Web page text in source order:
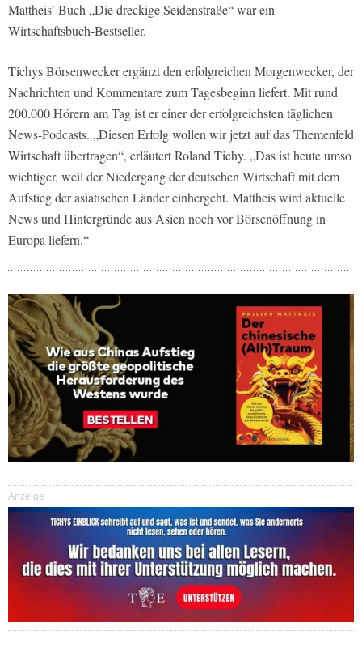
Mattheis’ Buch „Die dreckige Seidenstraße“ war ein
Wirtschaftsbuch-Bestseller.
Tichys Börsenwecker ergänzt den erfolgreichen Morgenwecker, der
Nachrichten und Kommentare zum Tagesbeginn liefert. Mit rund
200.000 Hörern am Tag ist er einer der erfolgreichsten täglichen
News-Podcasts. „Diesen Erfolg wollen wir jetzt auf das Themenfeld
Wirtschaft übertragen“, erläutert Roland Tichy. „Das ist heute umso
wichtiger, weil der Niedergang der deutschen Wirtschaft mit dem
Aufstieg der asiatischen Länder einhergeht. Mattheis wird aktuelle
News und Hintergründe aus Asien noch vor Börsenöffnung in
Europa liefern.“
Anzeige